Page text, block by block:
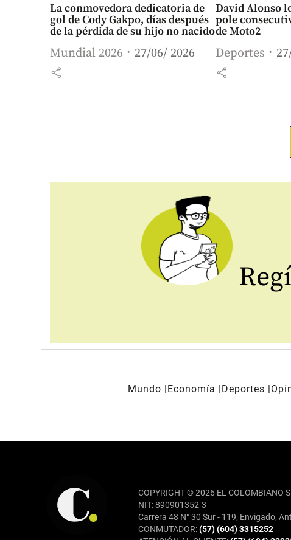
La conmovedora dedicatoria de
gol de Cody Gakpo, días después
de la pérdida de su hijo no nacido
Mundial 2026 27/06/ 2026
share
David Alonso
pole
de Moto2
Deportes
share
Mundo Economía Deportes
COPYRIGHT © 2026 EL COLOMBIANO
NIT: 890901352-3
Carrera 48 N° 30 Sur - 119, Envigado,
CONMUTADOR:(57) (604) 3315252